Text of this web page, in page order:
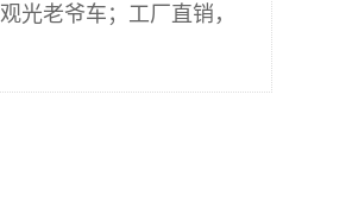
光老爷车；工厂直销，